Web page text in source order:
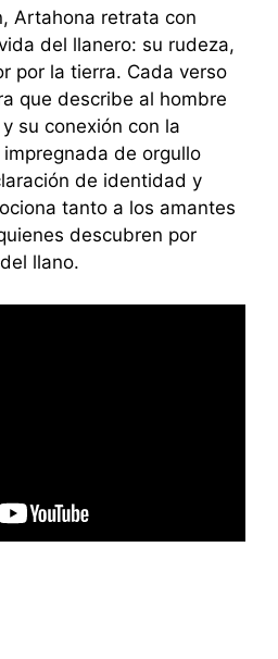
Artahona retrata con
del llanero: su rudeza,
por la tierra. Cada verso
que describe al hombre
su conexión con la
de orgullo
de identidad y
tanto a los amantes
descubren por
llano.